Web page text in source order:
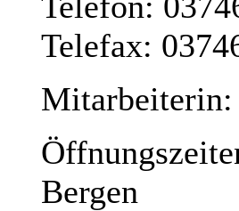
Telefax:
Mitarbeiterin:
Bergen